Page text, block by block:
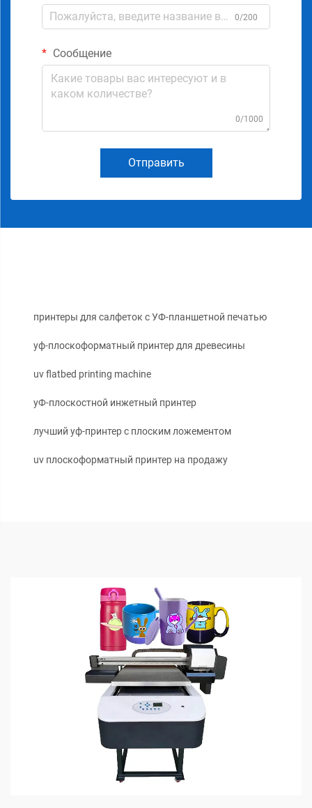
0/200
Сообщение
0/1000
Отправить
принтеры для салфеток с УФ-планшетной печатью
уф-плоскоформатный принтер для древесины
uv flatbed printing machine
уФ-плоскостной инжетный принтер
лучший уф-принтер с плоским ложементом
uv плоскоформатный принтер на продажу